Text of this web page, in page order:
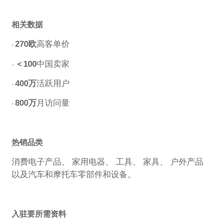
相关数据
- 270欧高客单价
- ＜100中国卖家
- 400万活跃用户
- 800万月访问量
热销品类
消费电子产品、 家用电器、 工具、 家具、 户外产品
以及汽车和摩托车零部件和设备。
入驻要所需资料